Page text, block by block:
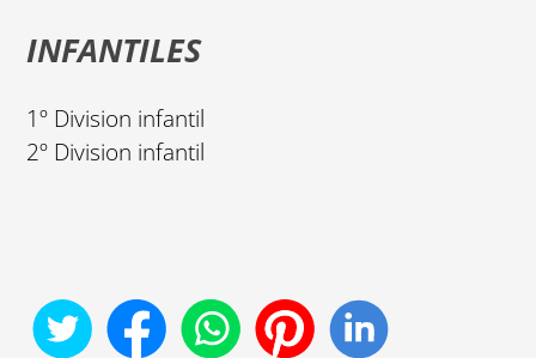
INFANTILES
1º Division infantil
2º Division infantil